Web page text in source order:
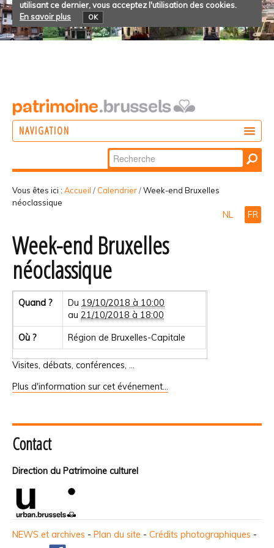
utilisant ce dernier, vous acceptez l'utilisation des cookies.
En savoir plus
OK
NAVIGATION
PARTICIPER
Chercher par
Recherche
avancée…
Vous êtes ici : Accueil / Calendrier/Week-end Bruxelles
néoclassique
NL FR
Week-end Bruxelles
néoclassique
Quand ? Du 19/10/2018 à 10:00
au21/10/2018 à 18:00
Où ? Région de Bruxelles-Capitale
Visites, débats, conférences, ...
Plus d'information sur cet événement…
Contact
Direction du Patrimoine culturel
NEWS et archives - Plan du site - Crédits photographiques -